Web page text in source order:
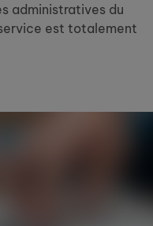
administratives du
est totalement